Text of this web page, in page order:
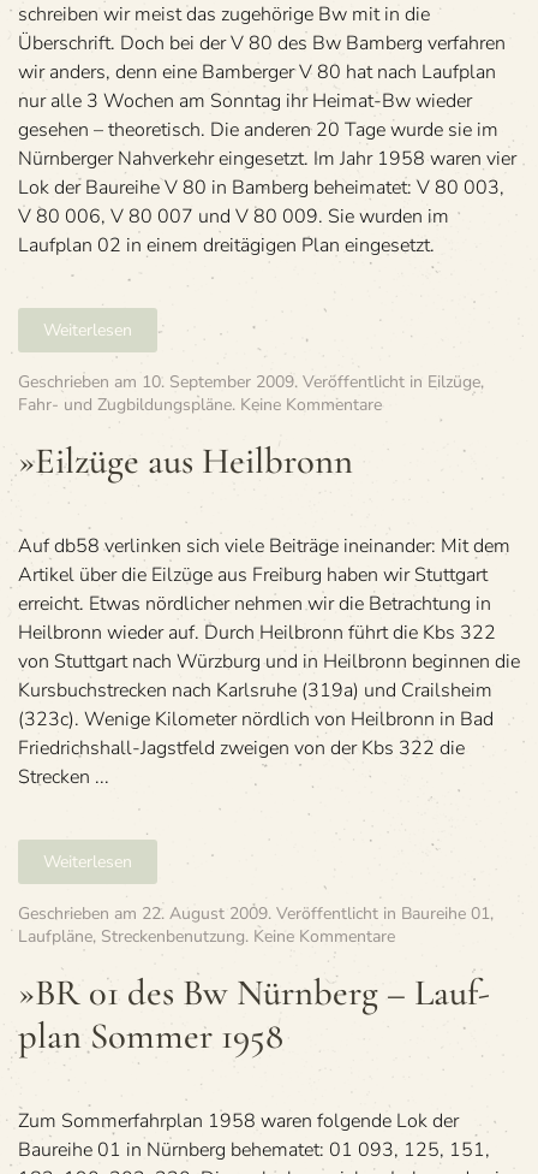
schreiben wir meist das zugehörige Bw mit in die
Überschrift. Doch bei der V 80 des Bw Bamberg verfahren
wir anders, denn eine Bamberger V 80 hat nach Laufplan
nur alle 3 Wochen am Sonntag ihr Heimat-Bw wieder
gesehen – theoretisch. Die anderen 20 Tage wurde sie im
Nürnberger Nahverkehr eingesetzt. Im Jahr 1958 waren vier
Lok der Baureihe V 80 in Bamberg beheimatet: V 80 003,
V 80 006, V 80 007 und V 80 009. Sie wurden im
Laufplan 02 in einem dreitägigen Plan eingesetzt.
Weiterlesen
Geschrieben am 10. September 2009. Veröffentlicht in Eilzüge,
Fahr- und Zugbildungspläne. Keine Kommentarezu
züge
Heilbronn
»Eil­züge aus Heilbronn
Auf db58 verlinken sich viele Beiträge ineinander: Mit dem
Artikel über die Eilzüge aus Freiburg haben wir Stuttgart
erreicht. Etwas nördlicher nehmen wir die Betrachtung in
Heilbronn wieder auf. Durch Heilbronn führt die Kbs 322
von Stuttgart nach Würzburg und in Heilbronn beginnen die
Kursbuchstrecken nach Karlsruhe (319a) und Crailsheim
(323c). Wenige Kilometer nördlich von Heilbronn in Bad
Friedrichshall-Jagstfeld zweigen von der Kbs 322 die
Strecken ...
Weiterlesen
Geschrieben am 22. August 2009. Veröffentlicht in Baureihe 01,
Laufpläne, Streckenbenutzung. Keine Kommentarezu
des
Lauf­
plan
Som­
»BR 01 des Bw Nürn­berg – Lauf­
plan Som­mer 1958
Zum Sommerfahrplan 1958 waren folgende Lok der
Baureihe 01 in Nürnberg behematet: 01 093, 125, 151,